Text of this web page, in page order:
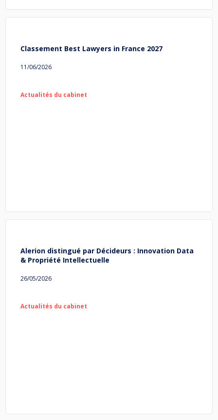
Classement Best Lawyers in France 2027
11/06/2026
Actualités du cabinet
Alerion distingué par Décideurs : Innovation Data
& Propriété Intellectuelle
26/05/2026
Actualités du cabinet